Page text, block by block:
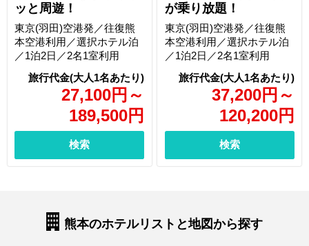
ッと周遊！
27,100円 ～
189,500円
東京(羽田)空港発／往復熊
本空港利用／選択ホテル泊
／1泊2日／2名1室利用
検索
が乗り放題！
37,200円 ～
120,200円
東京(羽田)空港発／往復熊
本空港利用／選択ホテル泊
／1泊2日／2名1室利用
検索
熊本のホテルリストと地図から探す